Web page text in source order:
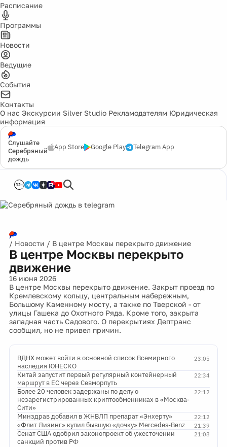
Расписание
Программы
Новости
Ведущие
События
Контакты
О нас Экскурсии Silver Studio Рекламодателям Юридическая
информация
Слушайте
Серебряный
дождь
App Store Google Play Telegram App
12+
/ Новости / В центре Москвы перекрыто движение
В центре Москвы перекрыто
движение
16 июня 2026
В центре Москвы перекрыто движение. Закрыт проезд по
Кремлевскому кольцу, центральным набережным,
Большому Каменному мосту, а также по Тверской - от
улицы Гашека до Охотного Ряда. Кроме того, закрыта
западная часть Садового. О перекрытиях Дептранс
сообщил, но не привел причин.
23:05
ВДНХ может войти в основной список Всемирного
наследия ЮНЕСКО
22:34
Китай запустит первый регулярный контейнерный
маршрут в ЕС через Севморпуть
22:12
Более 20 человек задержаны по делу о
незарегистрированных криптообменниках в «Москва-
Сити»
22:12
Минздрав добавил в ЖНВЛП препарат «Энхерту»
21:39
«Флит Лизинг» купил бывшую «дочку» Mercedes-Benz
21:08
Сенат США одобрил законопроект об ужесточении
санкций против РФ